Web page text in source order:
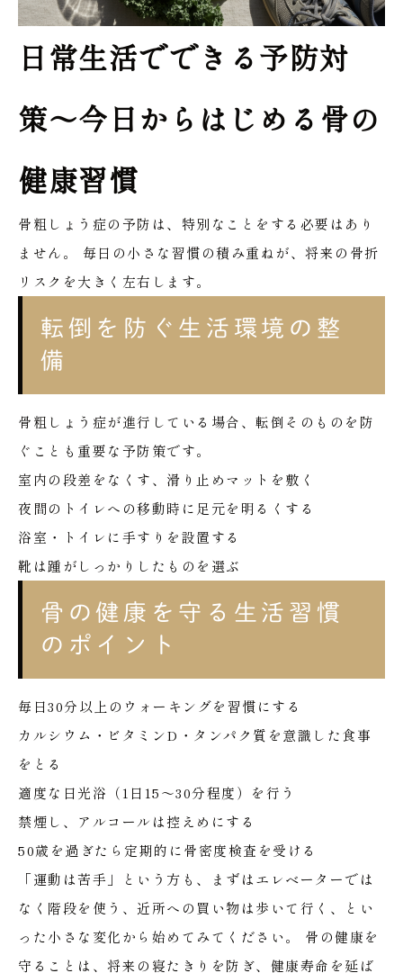
日常生活でできる予防対
策〜今日からはじめる骨の
健康習慣
骨粗しょう症の予防は、特別なことをする必要はあり
ません。
毎日の小さな習慣の積み重ねが、将来の骨折
リスクを大きく左右します。
転倒を防ぐ生活環境の整
備
骨粗しょう症が進行している場合、転倒そのものを防
ぐことも重要な予防策です。
室内の段差をなくす、滑り止めマットを敷く
夜間のトイレへの移動時に足元を明るくする
浴室・トイレに手すりを設置する
靴は踵がしっかりしたものを選ぶ
骨の健康を守る生活習慣
のポイント
毎日30分以上のウォーキングを習慣にする
カルシウム・ビタミンD・タンパク質を意識した食事
をとる
適度な日光浴（1日15〜30分程度）を行う
禁煙し、アルコールは控えめにする
50歳を過ぎたら定期的に骨密度検査を受ける
「運動は苦手」という方も、まずはエレベーターでは
なく階段を使う、近所への買い物は歩いて行く、とい
った小さな変化から始めてみてください。
骨の健康を
守ることは、将来の寝たきりを防ぎ、健康寿命を延ば